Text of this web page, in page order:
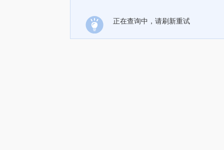
正在查询中，请刷新重试